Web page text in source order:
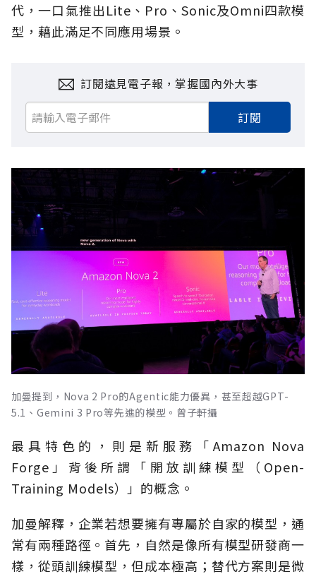
代，一口氣推出Lite、Pro、Sonic及Omni四款模
型，藉此滿足不同應用場景。
訂閱遠見電子報，掌握國內外大事
訂閱
加曼提到，Nova 2 Pro的Agentic能力優異，甚至超越GPT-
5.1、Gemini 3 Pro等先進的模型。曾子軒攝
最具特色的，則是新服務「Amazon Nova
Forge」背後所謂「開放訓練模型（Open-
Training Models）」的概念。
加曼解釋，企業若想要擁有專屬於自家的模型，通
常有兩種路徑。首先，自然是像所有模型研發商一
樣，從頭訓練模型，但成本極高；替代方案則是微